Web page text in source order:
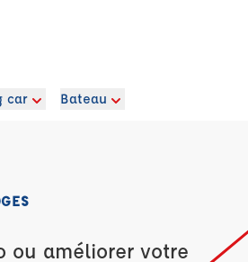
car Bateau
ou améliorer votre